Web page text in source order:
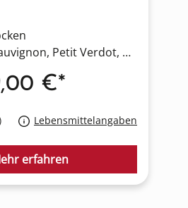
, Petit Verdot, Cabernet Franc
Lebensmittelangaben
€*
erfahren